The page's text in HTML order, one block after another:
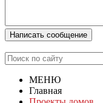
Написать сообщение
МЕНЮ
Главная